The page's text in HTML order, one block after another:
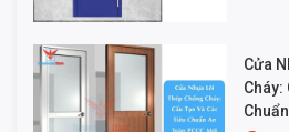
Cửa
Cháy: